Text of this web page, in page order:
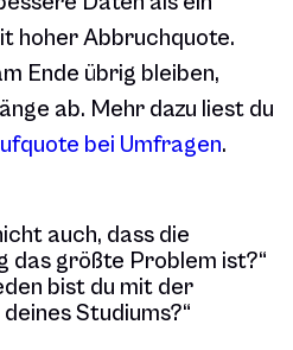
hoher Abbruchquote.
Ende übrig bleiben,
ab. Mehr dazu liest du
bei Umfragen.
auch, dass die
das größte Problem ist?“
bist du mit der
Studiums?“